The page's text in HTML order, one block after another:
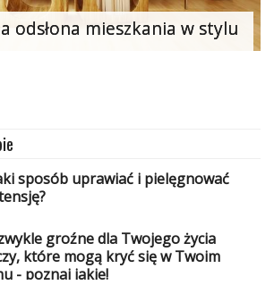
odsłona mieszkania w stylu
sposób uprawiać i pielęgnować
groźne dla Twojego życia
które mogą kryć się w Twoim
- poznaj jakie!